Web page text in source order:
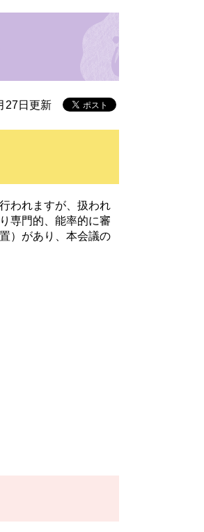
27日更新
われますが、扱われ
専門的、能率的に審
）があり、本会議の